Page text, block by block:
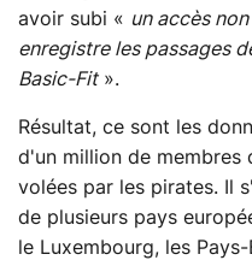
avoir subi « un accès
enregistre les passages
Basic-Fit».
Résultat, ce sont les
d'un million de membres
volées par les pirates. Il
de plusieurs pays
le Luxembourg, les